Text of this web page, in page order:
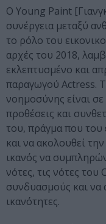
Ο Young Paint
συνέργεια μεταξύ
το ρόλο του
αρχές του 2018,
εκλεπτυσμένο και
παραγωγού Αctress.
νοημοσύνης είναι σε
προθέσεις και
του, πράγμα που του
και να ακολουθεί
ικανός να
νότες, τις νότες
συνδυασμούς και να
ικανότητες.